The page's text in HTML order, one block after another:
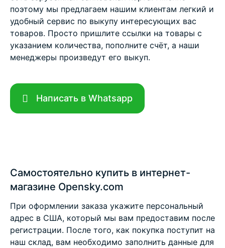
поэтому мы предлагаем нашим клиентам легкий и
удобный сервис по выкупу интересующих вас
товаров. Просто пришлите ссылки на товары с
указанием количества, пополните счёт, а наши
менеджеры произведут его выкуп.
Написать в Whatsapp
Самостоятельно купить в интернет-
магазине Opensky.com
При оформлении заказа укажите персональный
адрес в США, который мы вам предоставим после
регистрации. После того, как покупка поступит на
наш склад, вам необходимо заполнить данные для